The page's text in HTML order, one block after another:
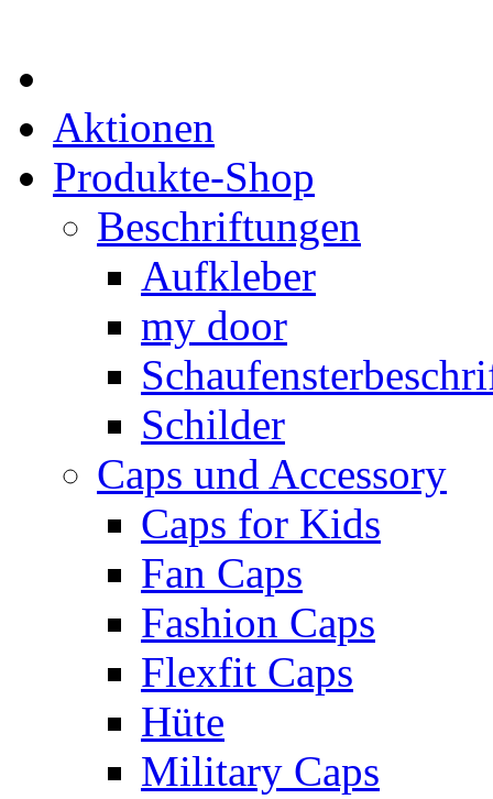
Aktionen
Produkte-Shop
Beschriftungen
Aufkleber
my door
Schilder
Caps und Accessory
Caps for Kids
Fan Caps
Fashion Caps
Flexfit Caps
Hüte
Military Caps